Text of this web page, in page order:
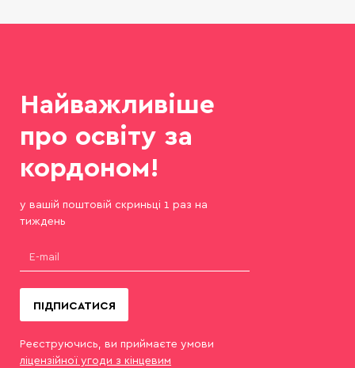
Найважливіше
про освіту за
кордоном!
у вашій поштовій скриньці 1 раз на
тиждень
ПІДПИСАТИСЯ
Реєструючись, ви приймаєте умови
ліцензійної угоди з кінцевим